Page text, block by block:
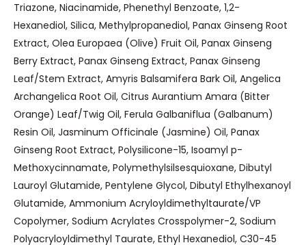
Triazone, Niacinamide, Phenethyl Benzoate, 1,2-
Hexanediol, Silica, Methylpropanediol, Panax Ginseng Root
Extract, Olea Europaea (Olive) Fruit Oil, Panax Ginseng
Berry Extract, Panax Ginseng Extract, Panax Ginseng
Leaf/Stem Extract, Amyris Balsamifera Bark Oil, Angelica
Archangelica Root Oil, Citrus Aurantium Amara (Bitter
Orange) Leaf/Twig Oil, Ferula Galbaniflua (Galbanum)
Resin Oil, Jasminum Officinale (Jasmine) Oil, Panax
Ginseng Root Extract, Polysilicone-15, Isoamyl p-
Methoxycinnamate, Polymethylsilsesquioxane, Dibutyl
Lauroyl Glutamide, Pentylene Glycol, Dibutyl Ethylhexanoyl
Glutamide, Ammonium Acryloyldimethyltaurate/VP
Copolymer, Sodium Acrylates Crosspolymer-2, Sodium
Polyacryloyldimethyl Taurate, Ethyl Hexanediol, C30-45